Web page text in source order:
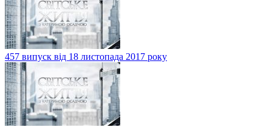
457 випуск від 18 листопада 2017 року